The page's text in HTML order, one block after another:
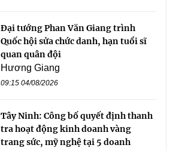
Đại tướng Phan Văn Giang trình
Quốc hội sửa chức danh, hạn tuổi sĩ
quan quân đội
Hương Giang
09:15 04/08/2026
Tây Ninh: Công bố quyết định thanh
tra hoạt động kinh doanh vàng
trang sức, mỹ nghệ tại 5 doanh